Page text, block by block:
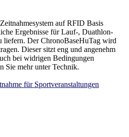
auf RFID Basis
Ergebnisse für Lauf-, Duathlon-
liefern. Der ChronoBaseHuTag wird
Dieser sitzt eng und angenehm
bei widrigen Bedingungen
Sie mehr unter Technik.